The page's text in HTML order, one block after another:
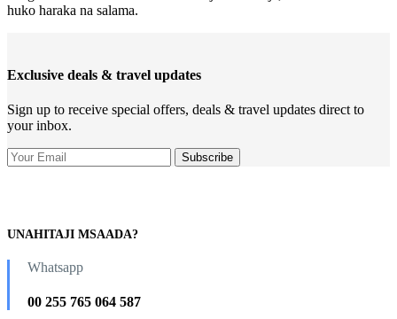
huko haraka na salama.
Exclusive deals & travel updates
Sign up to receive special offers, deals & travel updates direct to
your inbox.
UNAHITAJI MSAADA?
Whatsapp
00 255 765 064 587